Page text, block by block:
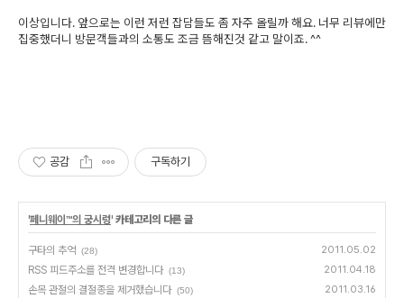
이상입니다. 앞으로는 이런 저런 잡담들도 좀 자주 올릴까 해요. 너무 리뷰에만
집중했더니 방문객들과의 소통도 조금 뜸해진것 같고 말이죠. ^^
공감 구독하기
'페니웨이™의 궁시렁' 카테고리의 다른 글
구타의 추억 (28) 2011.05.02
RSS 피드주소를 전격 변경합니다 (13) 2011.04.18
손목 관절의 결절종을 제거했습니다 (50) 2011.03.16